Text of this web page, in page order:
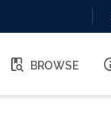
BROWSE